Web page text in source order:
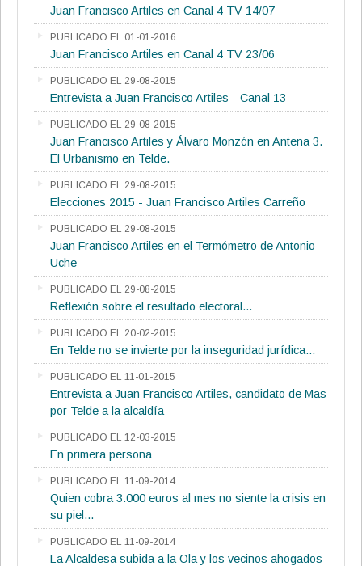
Juan Francisco Artiles en Canal 4 TV 14/07
PUBLICADO EL 01-01-2016
Juan Francisco Artiles en Canal 4 TV 23/06
PUBLICADO EL 29-08-2015
Entrevista a Juan Francisco Artiles - Canal 13
PUBLICADO EL 29-08-2015
Juan Francisco Artiles y Álvaro Monzón en Antena 3.
El Urbanismo en Telde.
PUBLICADO EL 29-08-2015
Elecciones 2015 - Juan Francisco Artiles Carreño
PUBLICADO EL 29-08-2015
Juan Francisco Artiles en el Termómetro de Antonio
Uche
PUBLICADO EL 29-08-2015
Reflexión sobre el resultado electoral...
PUBLICADO EL 20-02-2015
En Telde no se invierte por la inseguridad jurídica...
PUBLICADO EL 11-01-2015
Entrevista a Juan Francisco Artiles, candidato de Mas
por Telde a la alcaldía
PUBLICADO EL 12-03-2015
En primera persona
PUBLICADO EL 11-09-2014
Quien cobra 3.000 euros al mes no siente la crisis en
su piel...
PUBLICADO EL 11-09-2014
La Alcaldesa subida a la Ola y los vecinos ahogados